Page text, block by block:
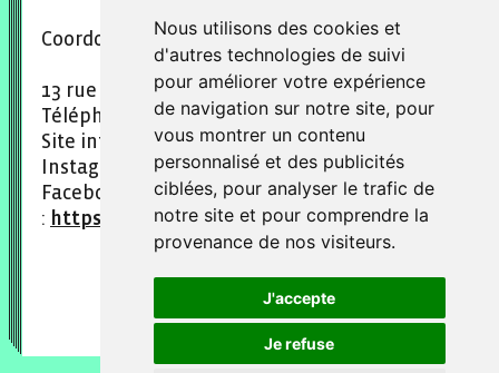
Nous utilisons des cookies et
d'autres technologies de suivi
pour améliorer votre expérience
de navigation sur notre site, pour
vous montrer un contenu
personnalisé et des publicités
ciblées, pour analyser le trafic de
notre site et pour comprendre la
provenance de nos visiteurs.
J'accepte
Je refuse
Coordonnées :
13 rue de Sévigné 75004 Paris
Téléphone : 09.54.62.46.65.
Site internet :https://www.scudery.fr/
Instagram :
@scudery.editions
Facebook
: https://www.facebook.com/scudery.editions/